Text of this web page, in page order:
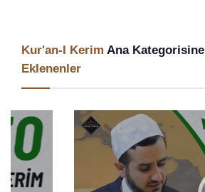
Kur'an-I Kerim Ana Kategorisine
Eklenenler